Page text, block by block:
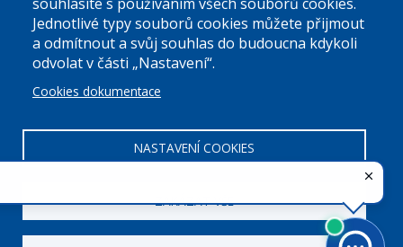
Po a St: 08.00-12.00; 13.00-18.00
Úřední hodiny
00063894DIČ:CZ00063894
Jednotlivé typy souborů cookies můžete přijmout
a odmítnout a svůj souhlas do budoucna kdykoli
odvolat v části „Nastavení“.
Cookies dokumentace
NASTAVENÍ COOKIES
ZAKÁZAT VŠE